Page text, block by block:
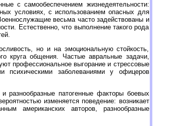
с самообеспечением жизнедеятельности:
условиях, с использованием опасных для
весьма часто задействованы и
Естественно, что выполнение такого рода
но и на эмоциональную стойкость,
круга общения. Частые авральные задачи,
профессиональное выгорание и стрессовые
психическими заболеваниями у офицеров
разнообразные патогенные факторы боевых
изменяется поведение: возникает
американских авторов, разнообразные